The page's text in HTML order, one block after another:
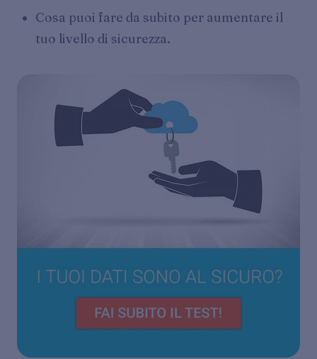
Cosa puoi fare da subito per aumentare il
tuo livello di sicurezza.